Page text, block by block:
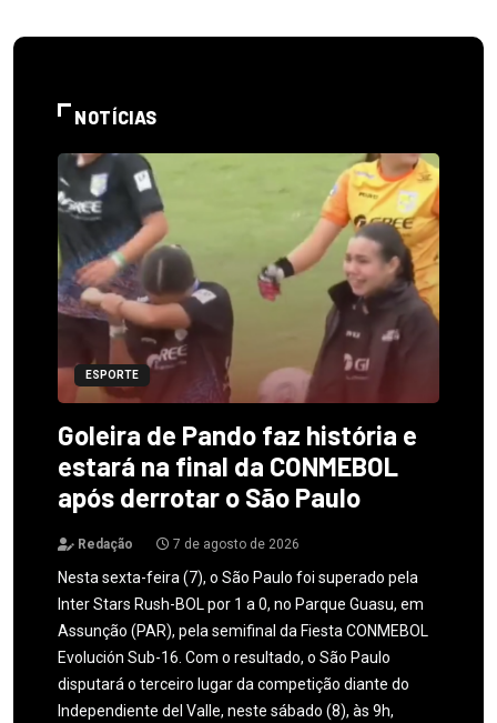
NOTÍCIAS
ESPORTE
Goleira de Pando faz história e
estará na final da CONMEBOL
após derrotar o São Paulo
Redação 7 de agosto de 2026
Nesta sexta-feira (7), o São Paulo foi superado pela
Inter Stars Rush-BOL por 1 a 0, no Parque Guasu, em
Assunção (PAR), pela semifinal da Fiesta CONMEBOL
Evolución Sub-16. Com o resultado, o São Paulo
disputará o terceiro lugar da competição diante do
Independiente del Valle, neste sábado (8), às 9h,